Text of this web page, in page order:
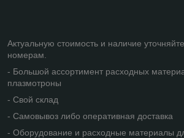
Актуальную стоимость и наличие
номерам.
- Большой ассортимент расходных
плазмотроны
- Свой склад
- Самовывоз либо оперативная доставка
- Оборудование и расходные материалы